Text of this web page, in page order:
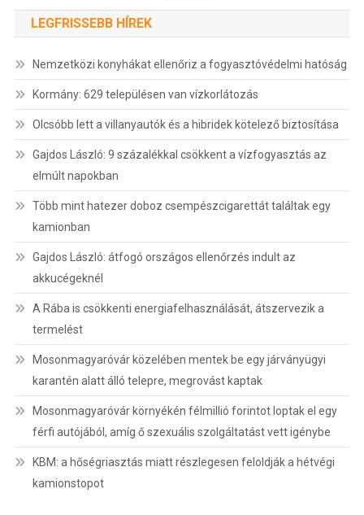
LEGFRISSEBB HÍREK
Nemzetközi konyhákat ellenőriz a fogyasztóvédelmi hatóság
Kormány: 629 településen van vízkorlátozás
Olcsóbb lett a villanyautók és a hibridek kötelező biztosítása
Gajdos László: 9 százalékkal csökkent a vízfogyasztás az
elmúlt napokban
Több mint hatezer doboz csempészcigarettát találtak egy
kamionban
Gajdos László: átfogó országos ellenőrzés indult az
akkucégeknél
A Rába is csökkenti energiafelhasználását, átszervezik a
termelést
Mosonmagyaróvár közelében mentek be egy járványügyi
karantén alatt álló telepre, megrovást kaptak
Mosonmagyaróvár környékén félmillió forintot loptak el egy
férfi autójából, amíg ő szexuális szolgáltatást vett igénybe
KBM: a hőségriasztás miatt részlegesen feloldják a hétvégi
kamionstopot